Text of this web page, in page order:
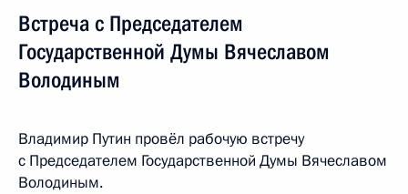
Встреча с Председателем
Государственной Думы Вячеславом
Володиным
Владимир Путин провёл рабочую встречу
с Председателем Государственной Думы Вячеславом
Володиным.